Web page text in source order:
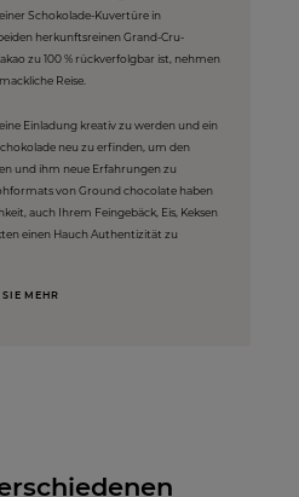
Schokolade-Kuvertüre in
herkunftsreinen Grand-Cru-
zu 100 % rückverfolgbar ist, nehmen
Reise.
Einladung kreativ zu werden und ein
neu zu erfinden, um den
und ihm neue Erfahrungen zu
von Ground chocolate haben
auch Ihrem Feingebäck, Eis, Keksen
einen Hauch Authentizität zu
SIE MEHR